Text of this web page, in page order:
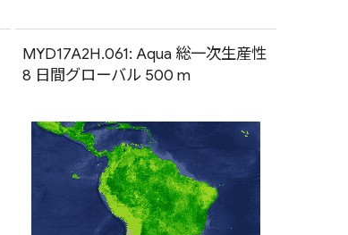
MYD17A2H.061: Aqua 総一次生産性
8 日間グローバル 500 m